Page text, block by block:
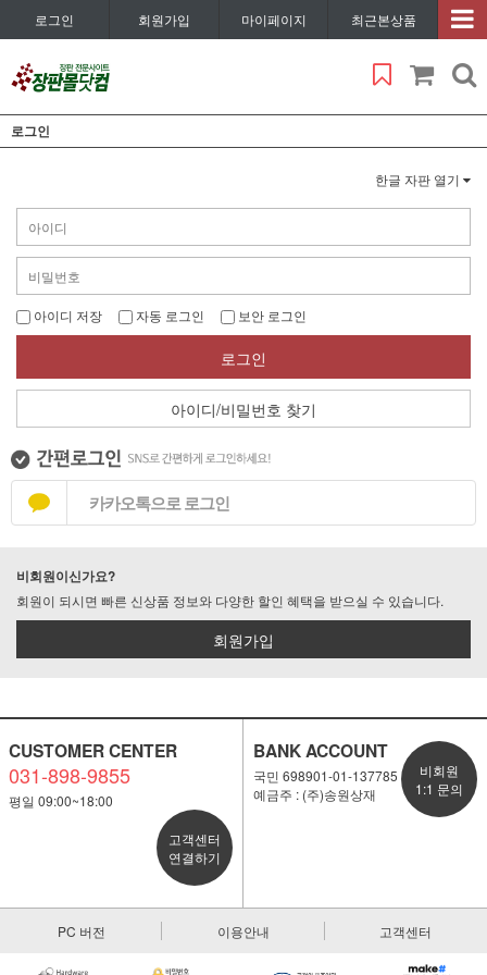
로그인 회원가입 마이페이지 최근본상품
로그인
한글 자판 열기
아이디 저장 자동 로그인 보안 로그인
로그인
아이디/비밀번호 찾기
카카오톡으로 로그인
비회원이신가요?
회원이 되시면 빠른 신상품 정보와 다양한 할인 혜택을 받으실 수 있습니다.
회원가입
CUSTOMER CENTER
031-898-9855
평일 09:00~18:00
고객센터
연결하기
BANK ACCOUNT
국민 698901-01-137785
예금주 : (주)송원상재
비회원
1:1 문의
PC 버전 이용안내 고객센터